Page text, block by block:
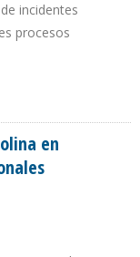
incidentes
procesos
en